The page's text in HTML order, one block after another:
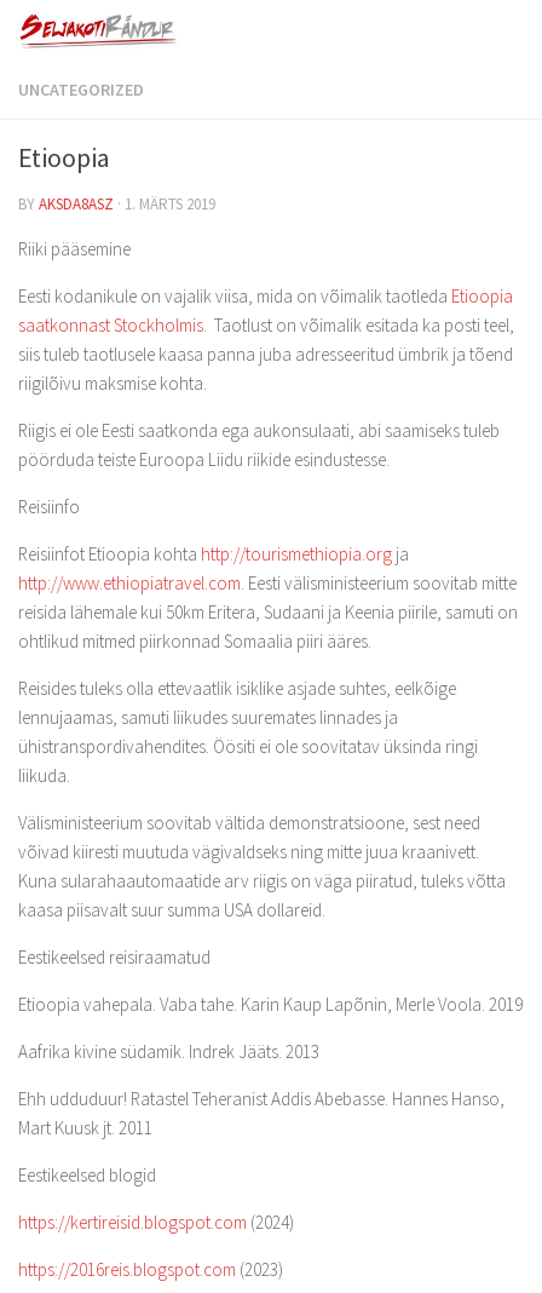
UNCATEGORIZED
Etioopia
BYAKSDA8ASZ · 1. MÄRTS 2019
Riiki pääsemine
Eesti kodanikule on vajalik viisa, mida on võimalik taotleda Etioopia
saatkonnast Stockholmis. Taotlust on võimalik esitada ka posti teel,
siis tuleb taotlusele kaasa panna juba adresseeritud ümbrik ja tõend
riigilõivu maksmise kohta.
Riigis ei ole Eesti saatkonda ega aukonsulaati, abi saamiseks tuleb
pöörduda teiste Euroopa Liidu riikide esindustesse.
Reisiinfo
Reisiinfot Etioopia kohta http://tourismethiopia.org ja
http://www.ethiopiatravel.com. Eesti välisministeerium soovitab mitte
reisida lähemale kui 50km Eritera, Sudaani ja Keenia piirile, samuti on
ohtlikud mitmed piirkonnad Somaalia piiri ääres.
Reisides tuleks olla ettevaatlik isiklike asjade suhtes, eelkõige
lennujaamas, samuti liikudes suuremates linnades ja
ühistranspordivahendites. Öösiti ei ole soovitatav üksinda ringi
liikuda.
Välisministeerium soovitab vältida demonstratsioone, sest need
võivad kiiresti muutuda vägivaldseks ning mitte juua kraanivett.
Kuna sularahaautomaatide arv riigis on väga piiratud, tuleks võtta
kaasa piisavalt suur summa USA dollareid.
Eestikeelsed reisiraamatud
Etioopia vahepala. Vaba tahe. Karin Kaup Lapõnin, Merle Voola. 2019
Aafrika kivine südamik. Indrek Jääts. 2013
Ehh udduduur! Ratastel Teheranist Addis Abebasse. Hannes Hanso,
Mart Kuusk jt. 2011
Eestikeelsed blogid
https://kertireisid.blogspot.com (2024)
https://2016reis.blogspot.com (2023)